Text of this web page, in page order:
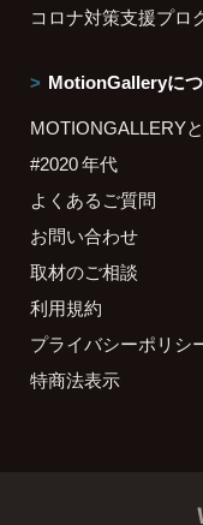
コロナ対策支援プロ
MotionGalleryに
MOTIONGALLERY
#2020 年代
よくあるご質問
お問い合わせ
取材のご相談
利用規約
プライバシーポリシ
特商法表示